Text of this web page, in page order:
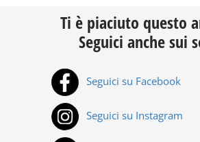
Ti è piaciuto questo
Seguici anche sui
Seguici su Facebook
Seguici su Instagram